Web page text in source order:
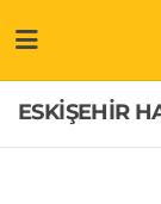
ESKİŞEHİR